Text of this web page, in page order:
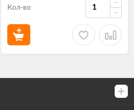
Кол-во